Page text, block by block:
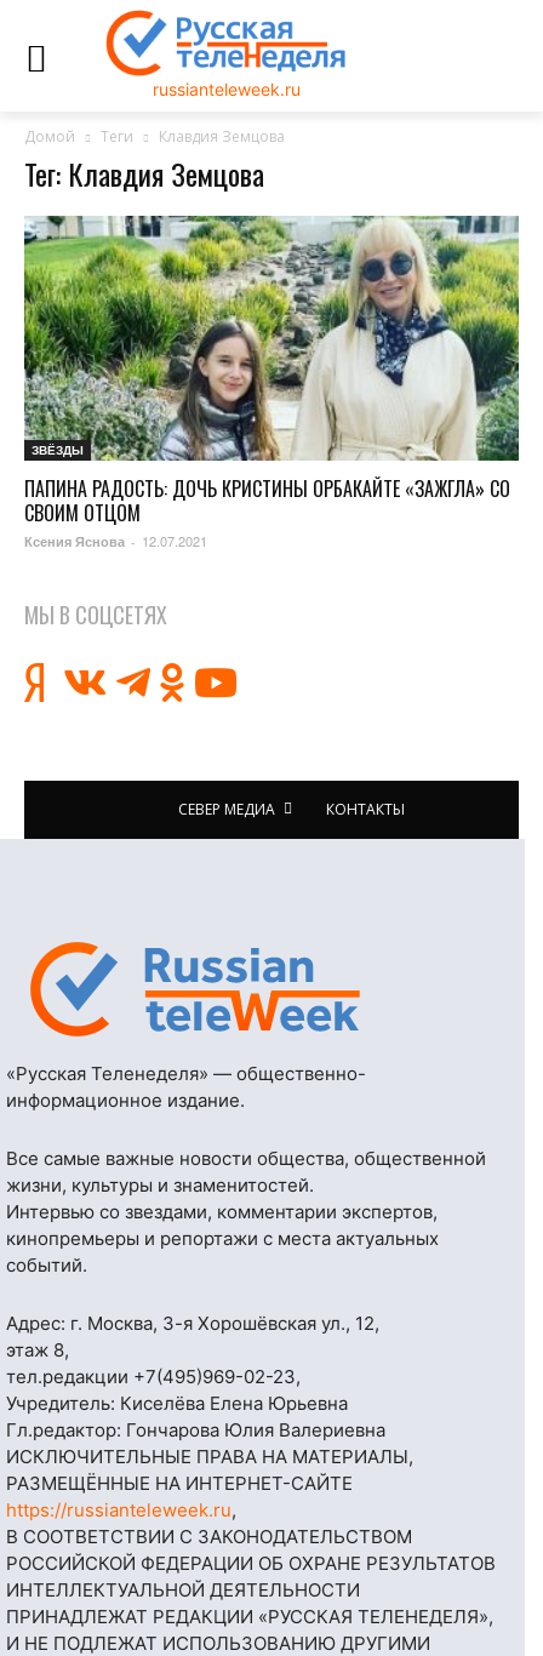
russianteleweek.ru
Домой Теги Клавдия Земцова
Тег: Клавдия Земцова
ЗВЁЗДЫ
ПАПИНА РАДОСТЬ: ДОЧЬ КРИСТИНЫ ОРБАКАЙТЕ «ЗАЖГЛА» СО
СВОИМ ОТЦОМ
Ксения Яснова - 12.07.2021
МЫ В СОЦСЕТЯХ
СЕВЕР МЕДИА КОНТАКТЫ
«Русская Теленеделя» — общественно-
информационное издание.
Все самые важные новости общества, общественной
жизни, культуры и знаменитостей.
Интервью со звездами, комментарии экспертов,
кинопремьеры и репортажи с места актуальных
событий.
Адрес: г. Москва, 3-я Хорошёвская ул., 12,
этаж 8,
тел.редакции +7(495)969-02-23,
Учредитель: Киселёва Елена Юрьевна
Гл.редактор: Гончарова Юлия Валериевна
ИСКЛЮЧИТЕЛЬНЫЕ ПРАВА НА МАТЕРИАЛЫ,
РАЗМЕЩЁННЫЕ НА ИНТЕРНЕТ-САЙТЕ
https://russianteleweek.ru,
В СООТВЕТСТВИИ С ЗАКОНОДАТЕЛЬСТВОМ
РОССИЙСКОЙ ФЕДЕРАЦИИ ОБ ОХРАНЕ РЕЗУЛЬТАТОВ
ИНТЕЛЛЕКТУАЛЬНОЙ ДЕЯТЕЛЬНОСТИ
ПРИНАДЛЕЖАТ РЕДАКЦИИ «РУССКАЯ ТЕЛЕНЕДЕЛЯ»,
И НЕ ПОДЛЕЖАТ ИСПОЛЬЗОВАНИЮ ДРУГИМИ